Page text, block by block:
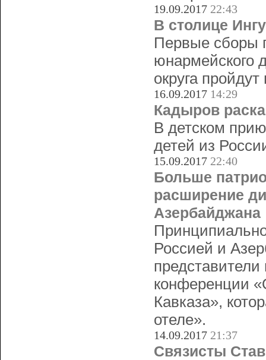
19.09.2017 22:43
В столице
Первые сборы
юнармейского
округа
16.09.2017 14:29
Кадыров
В детском
детей из
15.09.2017 22:40
Больше
расширение
Азербайджана
Россией и
представители
конференции
Кавказа»,
отеле».
14.09.2017 21:37
Связисты